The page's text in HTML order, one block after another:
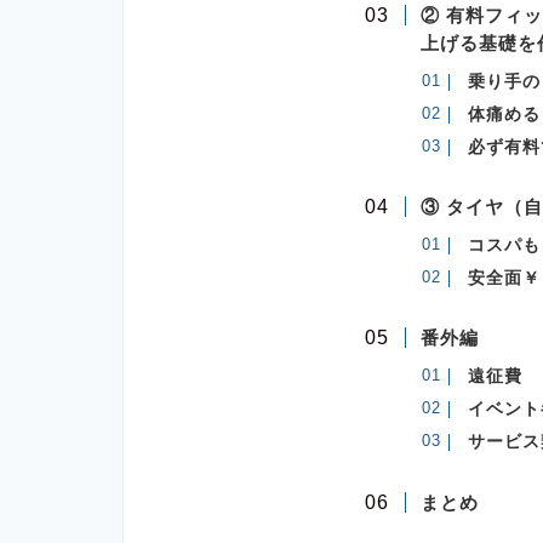
② 有料フィッ
上げる基礎
乗り手
体痛める
必ず有
③ タイヤ（自
コスパ
安全面￥
番外編
遠征費
イベン
サービ
まとめ